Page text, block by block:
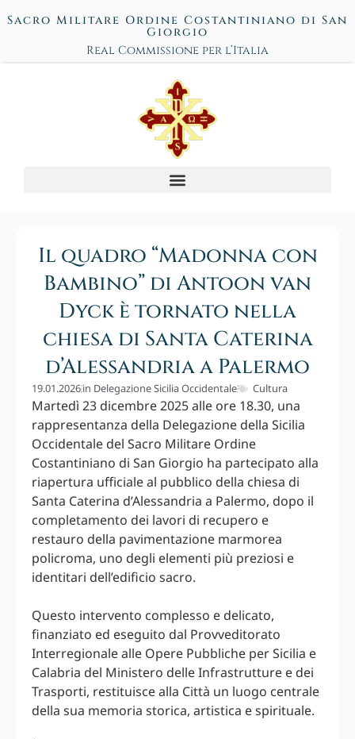
Sacro Militare Ordine Costantiniano di San
Giorgio
Real Commissione per l’Italia
Il quadro “Madonna con
Bambino” di Antoon van
Dyck è tornato nella
chiesa di Santa Caterina
d’Alessandria a Palermo
19.01.2026in Delegazione Sicilia Occidentale Cultura
Martedì 23 dicembre 2025 alle ore 18.30, una
rappresentanza della Delegazione della Sicilia
Occidentale del Sacro Militare Ordine
Costantiniano di San Giorgio ha partecipato alla
riapertura ufficiale al pubblico della chiesa di
Santa Caterina d’Alessandria a Palermo, dopo il
completamento dei lavori di recupero e
restauro della pavimentazione marmorea
policroma, uno degli elementi più preziosi e
identitari dell’edificio sacro.
Questo intervento complesso e delicato,
finanziato ed eseguito dal Provveditorato
Interregionale alle Opere Pubbliche per Sicilia e
Calabria del Ministero delle Infrastrutture e dei
Trasporti, restituisce alla Città un luogo centrale
della sua memoria storica, artistica e spirituale.